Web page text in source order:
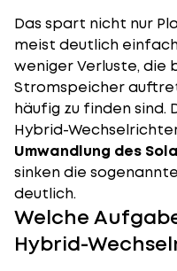
Das spart nicht nur
meist deutlich
weniger Verluste, die
Stromspeicher
häufig zu finden sind.
Hybrid-
Umwandlung des
sinken die
deutlich.
Welche
Hybrid-